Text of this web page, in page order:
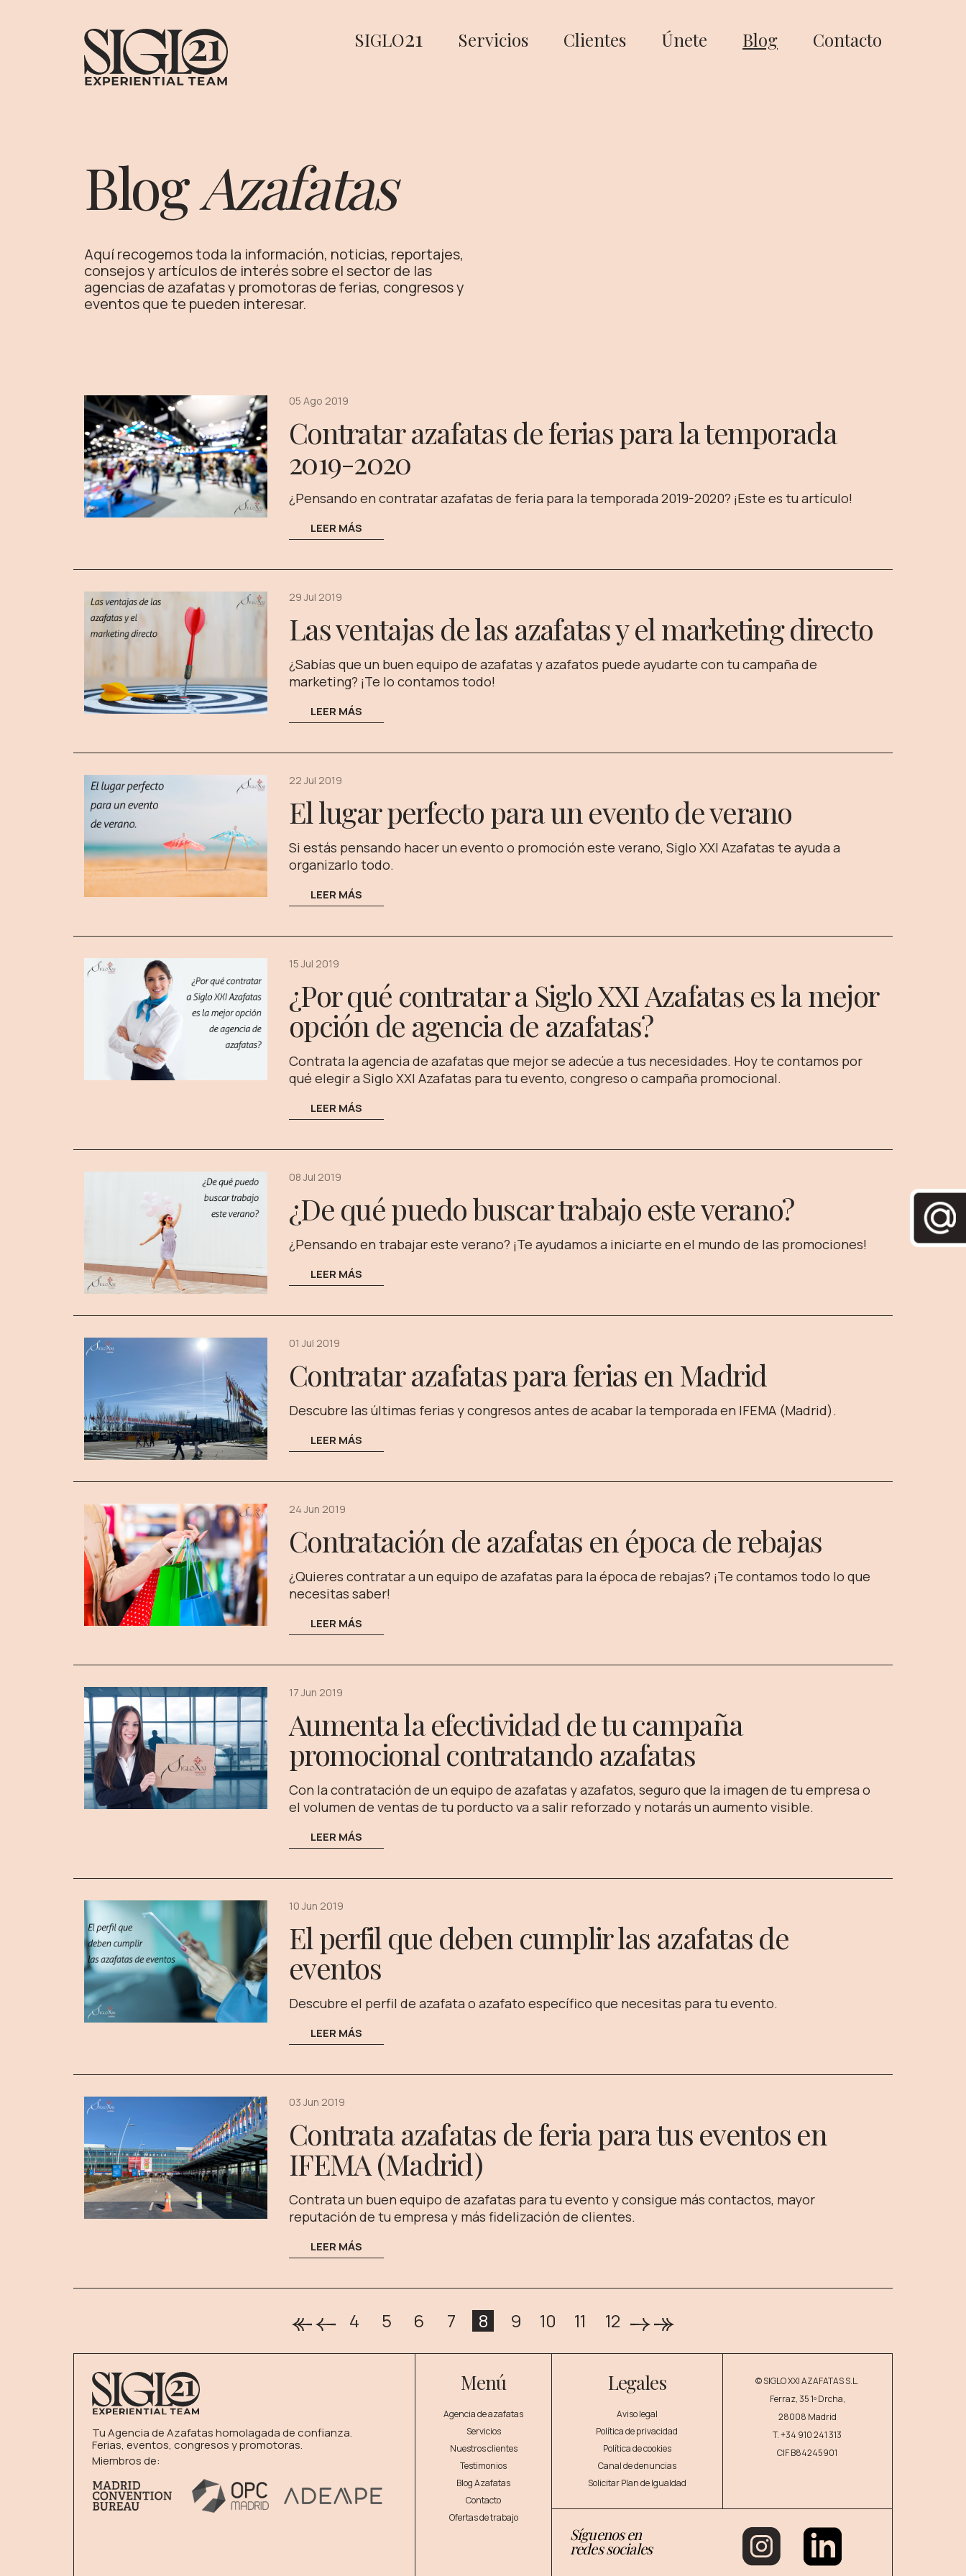
SIGLO21 Servicios Clientes Únete Blog Contacto
BlogAzafatas
Aquí recogemos toda la información, noticias, reportajes,
consejos y artículos de interés sobre el sector de las
agencias de azafatas y promotoras de ferias, congresos y
eventos que te pueden interesar.
05 Ago 2019
Contratar azafatas de ferias para la temporada
2019-2020
¿Pensando en contratar azafatas de feria para la temporada 2019-2020? ¡Este es tu artículo!
LEER MÁS
29 Jul 2019
Las ventajas de las azafatas y el marketing directo
¿Sabías que un buen equipo de azafatas y azafatos puede ayudarte con tu campaña de
marketing? ¡Te lo contamos todo!
LEER MÁS
22 Jul 2019
El lugar perfecto para un evento de verano
Si estás pensando hacer un evento o promoción este verano, Siglo XXI Azafatas te ayuda a
organizarlo todo.
LEER MÁS
15 Jul 2019
¿Por qué contratar a Siglo XXI Azafatas es la mejor
opción de agencia de azafatas?
Contrata la agencia de azafatas que mejor se adecúe a tus necesidades. Hoy te contamos por
qué elegir a Siglo XXI Azafatas para tu evento, congreso o campaña promocional.
LEER MÁS
08 Jul 2019
¿De qué puedo buscar trabajo este verano?
¿Pensando en trabajar este verano? ¡Te ayudamos a iniciarte en el mundo de las promociones!
LEER MÁS
01 Jul 2019
Contratar azafatas para ferias en Madrid
Descubre las últimas ferias y congresos antes de acabar la temporada en IFEMA (Madrid).
LEER MÁS
24 Jun 2019
Contratación de azafatas en época de rebajas
¿Quieres contratar a un equipo de azafatas para la época de rebajas? ¡Te contamos todo lo que
necesitas saber!
LEER MÁS
17 Jun 2019
Aumenta la efectividad de tu campaña
promocional contratando azafatas
Con la contratación de un equipo de azafatas y azafatos, seguro que la imagen de tu empresa o
el volumen de ventas de tu porducto va a salir reforzado y notarás un aumento visible.
LEER MÁS
10 Jun 2019
El perfil que deben cumplir las azafatas de
eventos
Descubre el perfil de azafata o azafato específico que necesitas para tu evento.
LEER MÁS
03 Jun 2019
Contrata azafatas de feria para tus eventos en
IFEMA (Madrid)
Contrata un buen equipo de azafatas para tu evento y consigue más contactos, mayor
reputación de tu empresa y más fidelización de clientes.
LEER MÁS
4 5 6 7 8 9 10 11 12
Tu Agencia de Azafatas homolagada de confianza.
Ferias, eventos, congresos y promotoras.
Miembros de:
Menú
Agencia de azafatas
Servicios
Nuestros clientes
Testimonios
Blog Azafatas
Contacto
Ofertas de trabajo
Legales
Aviso legal
Política de privacidad
Política de cookies
Canal de denuncias
Solicitar Plan de Igualdad
© SIGLO XXI AZAFATAS S.L.
Ferraz, 35 1º Drcha,
28008 Madrid
T.+34 910 241 313
CIF B84245901
Síguenos en
redes sociales